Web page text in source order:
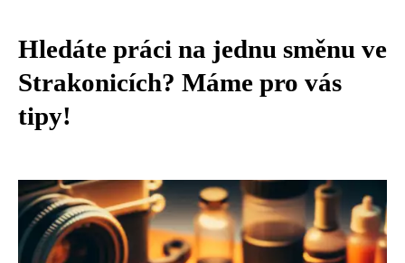
Hledáte práci na jednu směnu ve
Strakonicích? Máme pro vás
tipy!